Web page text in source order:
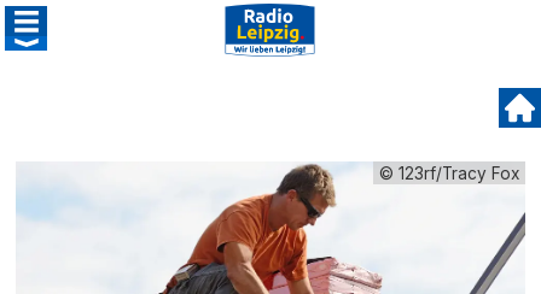
© 123rf/Tracy Fox